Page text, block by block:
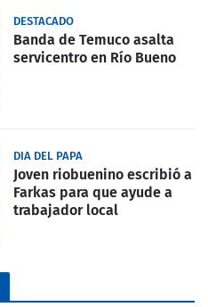
DESTACADO
Banda de Temuco asalta
servicentro en Río Bueno
DIA DEL PAPA
Joven riobuenino escribió a
Farkas para que ayude a
trabajador local